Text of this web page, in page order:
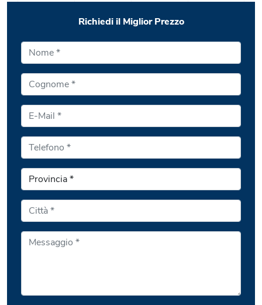
Richiedi il Miglior Prezzo